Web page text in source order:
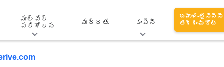
మాల్వేర్
పరిశోధన
మద్దతు కంపెనీ
బహుళ-లైసెన్స్
తగ్గింపు కోట్